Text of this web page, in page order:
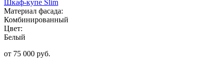
Шкаф-купе Slim
Материал фасада:
Комбинированный
Цвет:
Белый
от 75 000 руб.